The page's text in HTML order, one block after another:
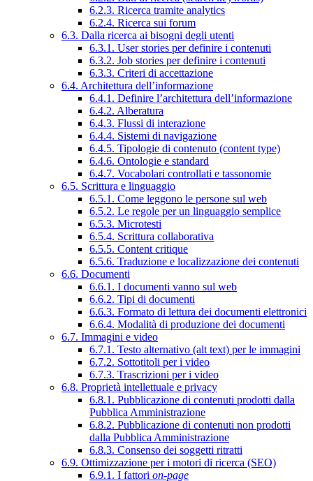
6.2.3. Ricerca tramite analytics
6.2.4. Ricerca sui forum
6.3. Dalla ricerca ai bisogni degli utenti
6.3.1. User stories per definire i contenuti
6.3.2. Job stories per definire i contenuti
6.3.3. Criteri di accettazione
6.4. Architettura dell’informazione
6.4.1. Definire l’architettura dell’informazione
6.4.2. Alberatura
6.4.3. Flussi di interazione
6.4.4. Sistemi di navigazione
6.4.5. Tipologie di contenuto (content type)
6.4.6. Ontologie e standard
6.4.7. Vocabolari controllati e tassonomie
6.5. Scrittura e linguaggio
6.5.1. Come leggono le persone sul web
6.5.2. Le regole per un linguaggio semplice
6.5.3. Microtesti
6.5.4. Scrittura collaborativa
6.5.5. Content critique
6.5.6. Traduzione e localizzazione dei contenuti
6.6. Documenti
6.6.1. I documenti vanno sul web
6.6.2. Tipi di documenti
6.6.3. Formato di lettura dei documenti elettronici
6.6.4. Modalità di produzione dei documenti
6.7. Immagini e video
6.7.1. Testo alternativo (alt text) per le immagini
6.7.2. Sottotitoli per i video
6.7.3. Trascrizioni per i video
6.8. Proprietà intellettuale e privacy
6.8.1. Pubblicazione di contenuti prodotti dalla
Pubblica Amministrazione
6.8.2. Pubblicazione di contenuti non prodotti
dalla Pubblica Amministrazione
6.8.3. Consenso dei soggetti ritratti
6.9. Ottimizzazione per i motori di ricerca (SEO)
6.9.1. I fattori on-page